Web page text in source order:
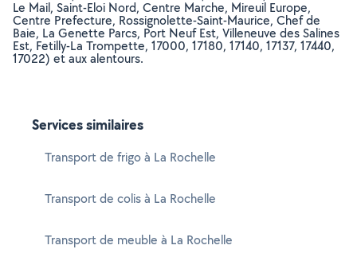
Le Mail, Saint-Eloi Nord, Centre Marche, Mireuil Europe,
Centre Prefecture, Rossignolette-Saint-Maurice, Chef de
Baie, La Genette Parcs, Port Neuf Est, Villeneuve des Salines
Est, Fetilly-La Trompette, 17000, 17180, 17140, 17137, 17440,
17022) et aux alentours.
Services similaires
Transport de frigo à La Rochelle
Transport de colis à La Rochelle
Transport de meuble à La Rochelle